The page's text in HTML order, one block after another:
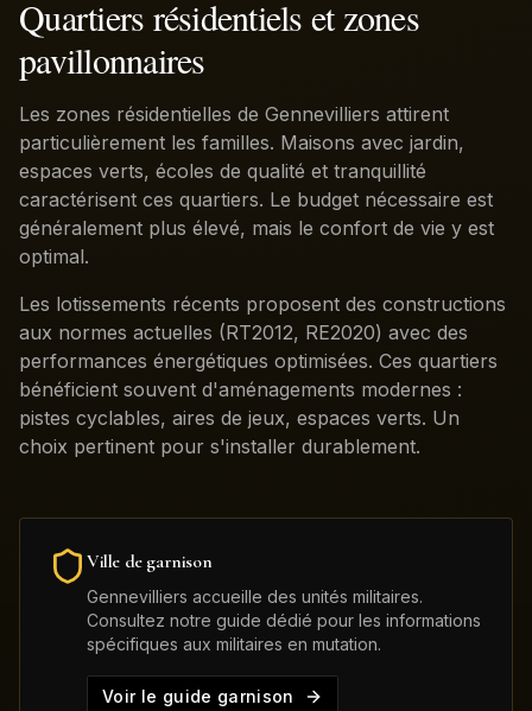
Quartiers résidentiels et zones
pavillonnaires
Les zones résidentielles de Gennevilliers attirent
particulièrement les familles. Maisons avec jardin,
espaces verts, écoles de qualité et tranquillité
caractérisent ces quartiers. Le budget nécessaire est
généralement plus élevé, mais le confort de vie y est
optimal.
Les lotissements récents proposent des constructions
aux normes actuelles (RT2012, RE2020) avec des
performances énergétiques optimisées. Ces quartiers
bénéficient souvent d'aménagements modernes :
pistes cyclables, aires de jeux, espaces verts. Un
choix pertinent pour s'installer durablement.
Ville de garnison
Gennevilliers accueille des unités militaires.
Consultez notre guide dédié pour les informations
spécifiques aux militaires en mutation.
Voir le guide garnison